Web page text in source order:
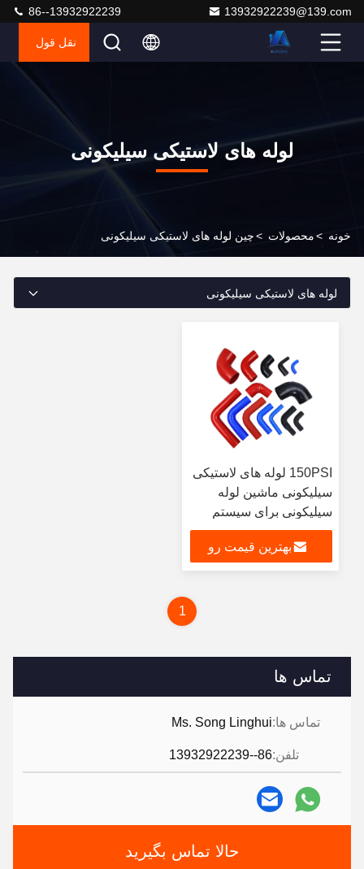
13932922239@139.com
86--13932922239
نقل قول
لوله های لاستیکی سیلیکونی
خونه >محصولات >چین لوله های لاستیکی سیلیکونی
تماس ها
تماس ها:Ms. Song Linghui
تلفن:86--13932922239
حالا تماس بگیرید
لوله های لاستیکی سیلیکونی
150PSI لوله های لاستیکی
سیلیکونی ماشین لوله
سیلیکونی برای سیستم
های گرمایش و خنک سازی
بهترین قیمت رو
1